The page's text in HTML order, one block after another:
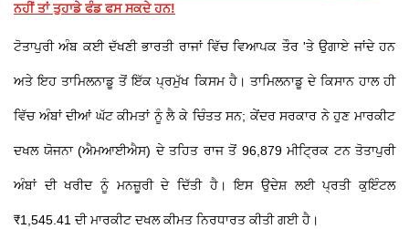
ਨਹੀਂ ਤਾਂ ਤੁਹਾਡੇ ਫੰਡ ਫਸ ਸਕਦੇ ਹਨ!
ਟੋਤਾਪੁਰੀ ਅੰਬ ਕਈ ਦੱਖਣੀ ਭਾਰਤੀ ਰਾਜਾਂ ਵਿੱਚ ਵਿਆਪਕ ਤੌਰ 'ਤੇ ਉਗਾਏ ਜਾਂਦੇ ਹਨ
ਅਤੇ ਇਹ ਤਾਮਿਲਨਾਡੂ ਤੋਂ ਇੱਕ ਪ੍ਰਮੁੱਖ ਕਿਸਮ ਹੈ। ਤਾਮਿਲਨਾਡੂ ਦੇ ਕਿਸਾਨ ਹਾਲ ਹੀ
ਵਿੱਚ ਅੰਬਾਂ ਦੀਆਂ ਘੱਟ ਕੀਮਤਾਂ ਨੂੰ ਲੈ ਕੇ ਚਿੰਤਤ ਸਨ; ਕੇਂਦਰ ਸਰਕਾਰ ਨੇ ਹੁਣ ਮਾਰਕੀਟ
ਦਖਲ ਯੋਜਨਾ (ਐਮਆਈਐਸ) ਦੇ ਤਹਿਤ ਰਾਜ ਤੋਂ 96,879 ਮੀਟ੍ਰਿਕ ਟਨ ਤੋਤਾਪੁਰੀ
ਅੰਬਾਂ ਦੀ ਖਰੀਦ ਨੂੰ ਮਨਜ਼ੂਰੀ ਦੇ ਦਿੱਤੀ ਹੈ। ਇਸ ਉਦੇਸ਼ ਲਈ ਪ੍ਰਤੀ ਕੁਇੰਟਲ
₹1,545.41 ਦੀ ਮਾਰਕੀਟ ਦਖਲ ਕੀਮਤ ਨਿਰਧਾਰਤ ਕੀਤੀ ਗਈ ਹੈ।